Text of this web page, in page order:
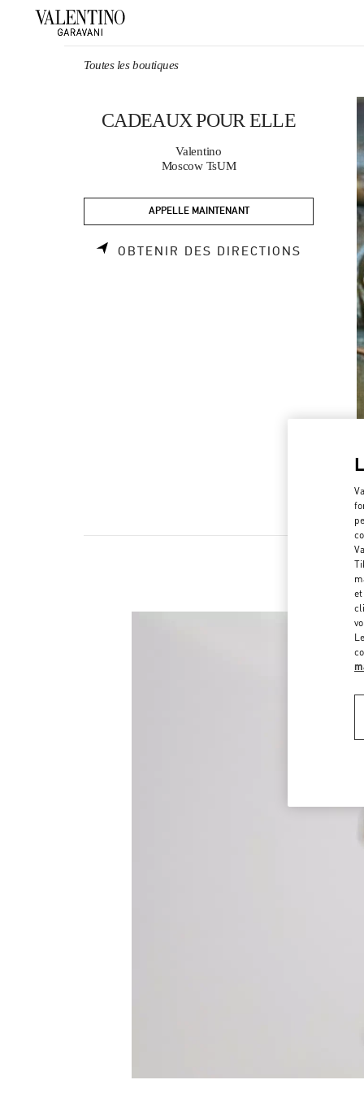
Toutes les boutiques
CADEAUX POUR ELLE
Valentino
Moscow TsUM
APPELLE MAINTENANT
OBTENIR DES DIRECTIONS LINK